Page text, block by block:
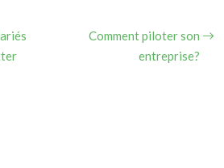
Comment piloter son
entreprise?